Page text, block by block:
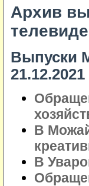
Архив
Выпуски
21.12.2021
В
В